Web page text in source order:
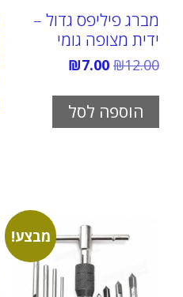
מברג פיליפס גדול –
ידית מצופה גומי
₪12.00 המחיר
היה:
₪12.00.
₪7.00
הוא:
הוספה לסל
מבצע!